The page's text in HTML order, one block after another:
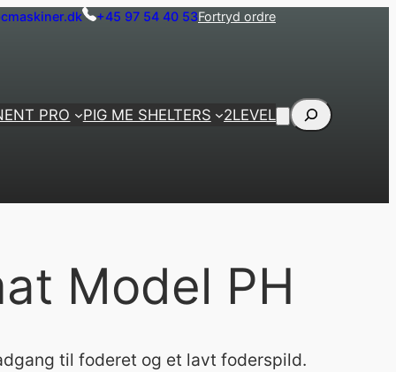
+45 97 54 40 53Fortryd ordre
PRO PIG ME SHELTERS 2LEVEL Søg
Model PH
til foderet og et lavt foderspild.